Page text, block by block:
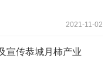
2021-11-02
宣传恭城月柿产业